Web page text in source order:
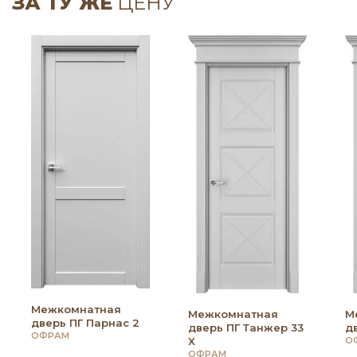
Межкомнатная
дверь ПГ Парнас 2
ОФРАМ
Межкомнатная
дверь ПГ Танжер 33
X
ОФРАМ